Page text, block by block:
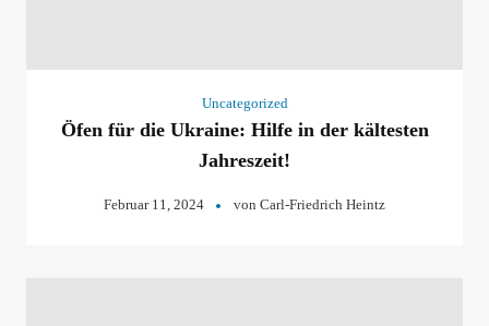
Uncategorized
Öfen für die Ukraine: Hilfe in der kältesten
Jahreszeit!
Februar 11, 2024 von Carl-Friedrich Heintz